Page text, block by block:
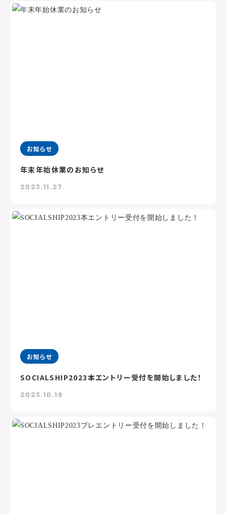
お知らせ
年末年始休業のお知らせ
2023.11.27
お知らせ
SOCIALSHIP2023本エントリー受付を開始しました！
2023.10.19